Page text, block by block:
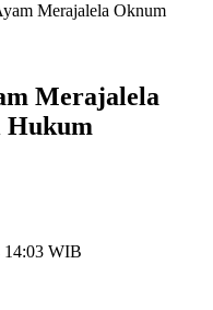
Merajalela Oknum
Merajalela
Hukum
14:03 WIB